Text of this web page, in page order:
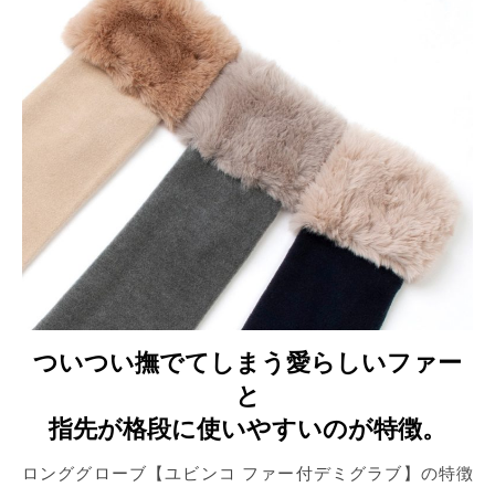
ついつい撫でてしまう愛らしいファー
と
指先が格段に使いやすいのが特徴。
ロンググローブ【ユビンコ ファー付デミグラブ】の特徴